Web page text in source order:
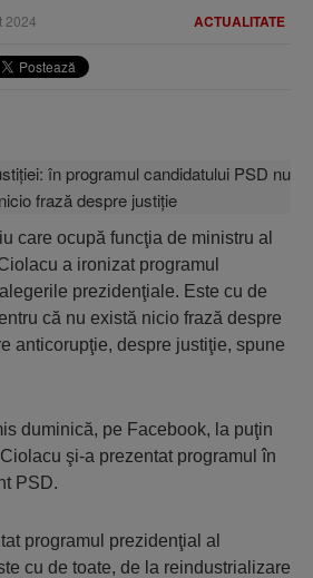
ACTUALITATE
2024
care ocupă funcţia de ministru al
a ironizat programul
prezidenţiale. Este cu de
că nu există nicio frază despre
anticorupţie, despre justiţie, spune
duminică, pe Facebook, la puţin
şi-a prezentat programul în
PSD.
programul prezidenţial al
cu de toate, de la reindustrializare